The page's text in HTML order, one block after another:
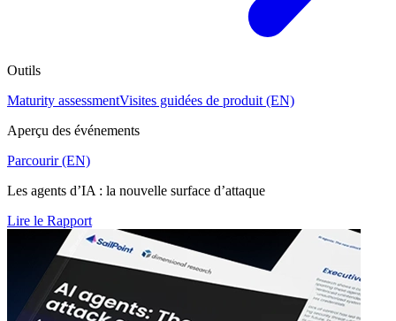
Outils
Maturity assessmentVisites guidées de produit (EN)
Aperçu des événements
Parcourir (EN)
Les agents d’IA : la nouvelle surface d’attaque
Lire le Rapport